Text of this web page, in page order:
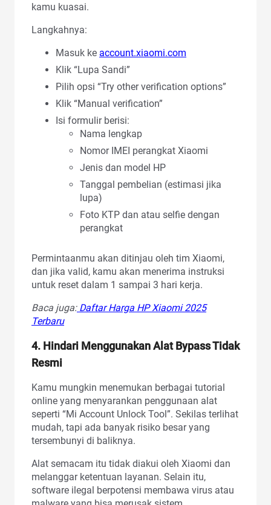
kamu kuasai.
Langkahnya:
Masuk ke account.xiaomi.com
Klik “Lupa Sandi”
Pilih opsi “Try other verification options”
Klik “Manual verification”
Isi formulir berisi:
Nama lengkap
Nomor IMEI perangkat Xiaomi
Jenis dan model HP
Tanggal pembelian (estimasi jika
lupa)
Foto KTP dan atau selfie dengan
perangkat
Permintaanmu akan ditinjau oleh tim Xiaomi,
dan jika valid, kamu akan menerima instruksi
untuk reset dalam 1 sampai 3 hari kerja.
Baca juga: Daftar Harga HP Xiaomi 2025
Terbaru
4. Hindari Menggunakan Alat Bypass Tidak
Resmi
Kamu mungkin menemukan berbagai tutorial
online yang menyarankan penggunaan alat
seperti “Mi Account Unlock Tool”. Sekilas terlihat
mudah, tapi ada banyak risiko besar yang
tersembunyi di baliknya.
Alat semacam itu tidak diakui oleh Xiaomi dan
melanggar ketentuan layanan. Selain itu,
software ilegal berpotensi membawa virus atau